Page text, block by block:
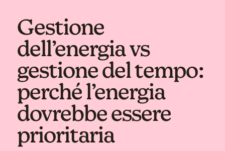
Gestione
dell’energia vs
gestione del tempo:
perché l’energia
dovrebbe essere
prioritaria